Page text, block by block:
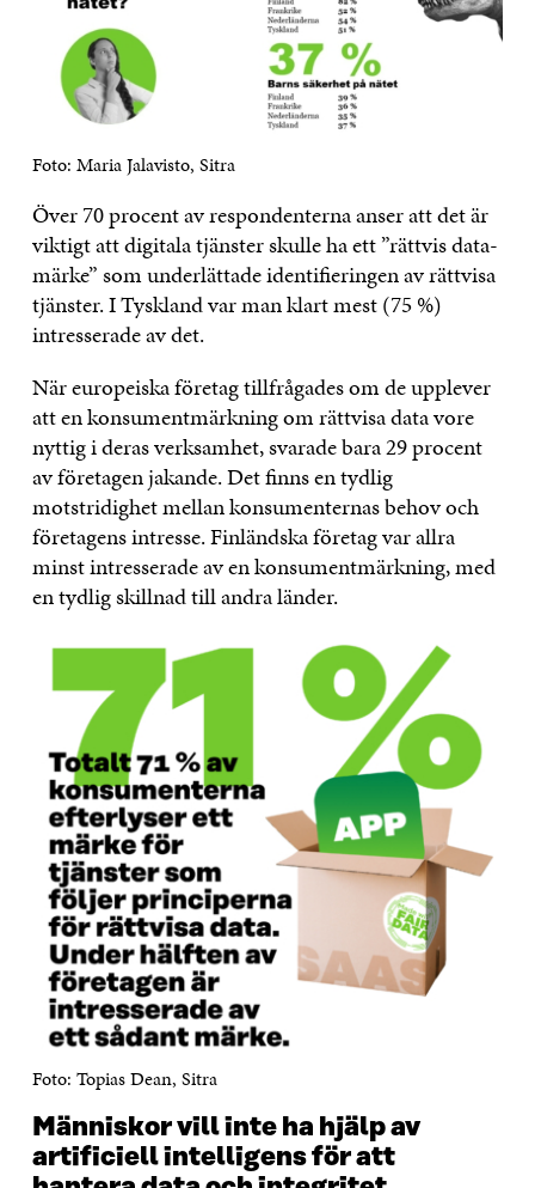
Foto: Maria Jalavisto, Sitra
Över 70 procent av respondenterna anser att det är
viktigt att digitala tjänster skulle ha ett ”rättvis data-
märke” som underlättade identifieringen av rättvisa
tjänster. I Tyskland var man klart mest (75 %)
intresserade av det.
När europeiska företag tillfrågades om de upplever
att en konsumentmärkning om rättvisa data vore
nyttig i deras verksamhet, svarade bara 29 procent
av företagen jakande. Det finns en tydlig
motstridighet mellan konsumenternas behov och
företagens intresse. Finländska företag var allra
minst intresserade av en konsumentmärkning, med
en tydlig skillnad till andra länder.
Foto: Topias Dean, Sitra
Människor vill inte ha hjälp av
artificiell intelligens för att